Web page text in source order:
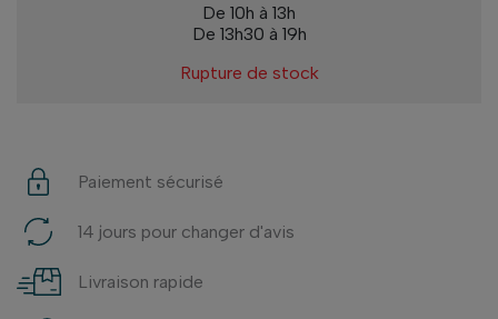
De 10h à 13h
De 13h30 à 19h
Rupture de stock
Paiement sécurisé
14 jours pour changer d'avis
Livraison rapide